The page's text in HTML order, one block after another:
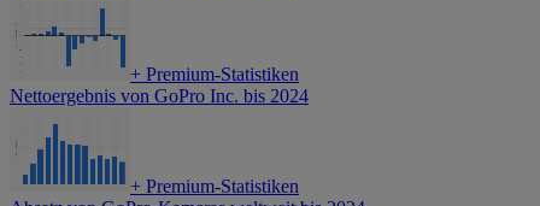
+ Premium-Statistiken
Nettoergebnis von GoPro Inc. bis 2024
+ Premium-Statistiken